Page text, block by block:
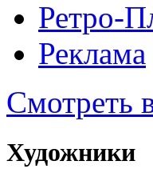
Ретро-
Реклама
Смотреть
Художники